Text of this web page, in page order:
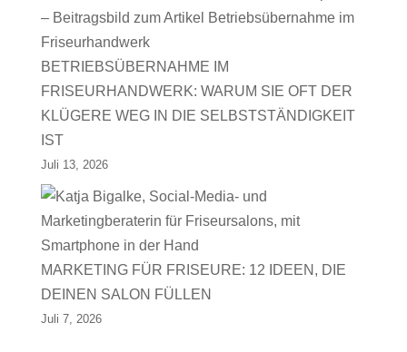
BETRIEBSÜBERNAHME IM
FRISEURHANDWERK: WARUM SIE OFT DER
KLÜGERE WEG IN DIE SELBSTSTÄNDIGKEIT
IST
Juli 13, 2026
MARKETING FÜR FRISEURE: 12 IDEEN, DIE
DEINEN SALON FÜLLEN
Juli 7, 2026